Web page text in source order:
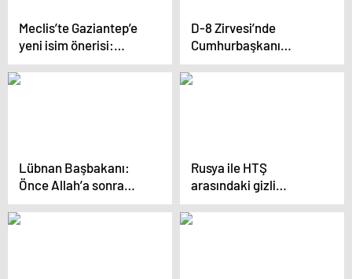
Meclis’te Gaziantep’e
yeni isim önerisi:
Resmen kanun teklifi
verildi
D-8 Zirvesi’nde
Cumhurbaşkanı
Erdoğan’a Sisi’den
karşılama
Lübnan Başbakanı:
Önce Allah’a sonra
Türkiye’ye
güvenmemiz
Rusya ile HTŞ
arasındaki gizli
görüşme ifşa oldu